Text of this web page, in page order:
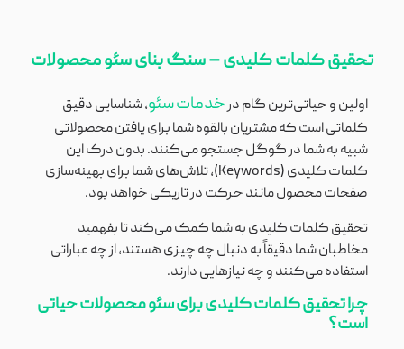
تحقیق کلمات کلیدی – سنگ بنای سئو محصولات
اولین و حیاتی‌ترین گام درخدمات سئو، شناسایی دقیق
کلماتی است که مشتریان بالقوه شما برای یافتن محصولاتی
شبیه به شما در گوگل جستجو می‌کنند. بدون درک این
کلمات کلیدی (Keywords)، تلاش‌های شما برای بهینه‌سازی
صفحات محصول مانند حرکت در تاریکی خواهد بود.
تحقیق کلمات کلیدی به شما کمک می‌کند تا بفهمید
مخاطبان شما دقیقاً به دنبال چه چیزی هستند، از چه عباراتی
استفاده می‌کنند و چه نیازهایی دارند.
چرا تحقیق کلمات کلیدی برای سئو محصولات حیاتی
است؟